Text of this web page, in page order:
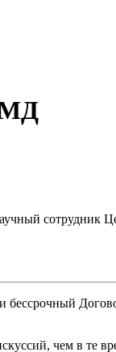
бессрочный
чем в те